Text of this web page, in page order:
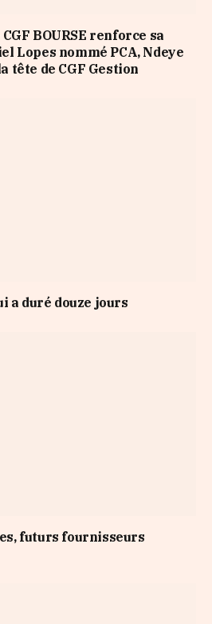
BOURSE renforce sa
Lopes nommé PCA, Ndeye
tête de CGF Gestion
a duré douze jours
futurs fournisseurs